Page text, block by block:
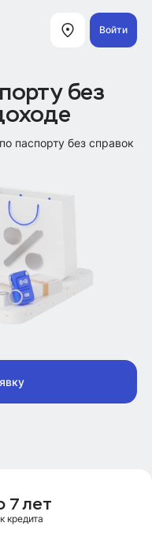
Войти
без
паспорту без справок
7 лет
кредита